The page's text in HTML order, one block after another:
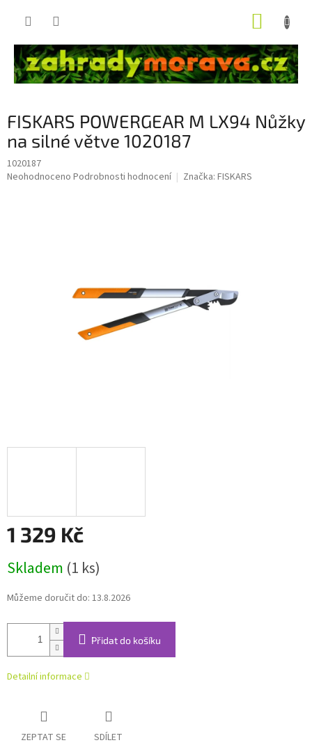
FISKARS POWERGEAR M LX94 Nůžky
na silné větve 1020187
1020187
Průměrné
Neohodnoceno Podrobnosti hodnocení Značka: FISKARS
1 329 Kč
cena:
Skladem (1 ks)
Můžeme doručit do: 13.8.2026
Přidat do košíku
Detailní informace
ZEPTAT SE SDÍLET